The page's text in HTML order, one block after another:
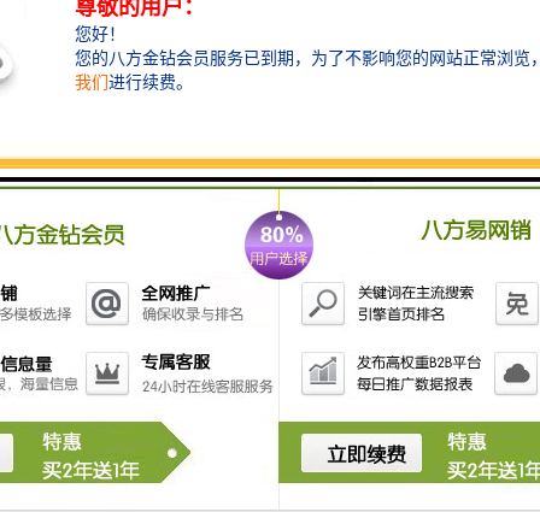
所属区域：南山 科技园
产权描述：汉京中心标准写字楼产权为40年
物业类别：写字楼
建筑类型：暂无资料
建筑面积：64120 ㎡
房屋总数： 648户
楼栋总数：1栋
物业公司：汉京物业
容 积 率：10.00
物 业 费：48附加信息：写字楼产品物业费48元/平·月